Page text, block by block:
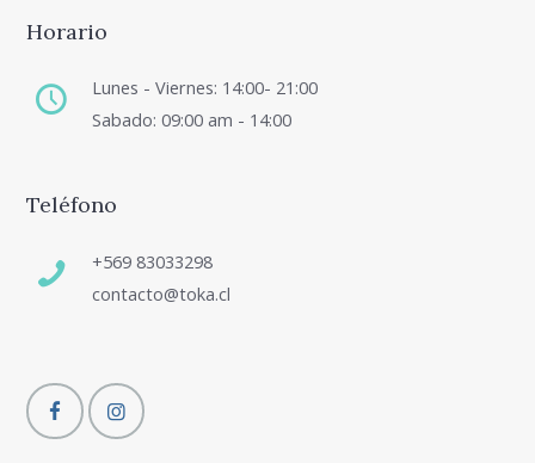
Horario
Lunes - Viernes: 14:00- 21:00
Sabado: 09:00 am - 14:00
Teléfono
+569 83033298
contacto@toka.cl